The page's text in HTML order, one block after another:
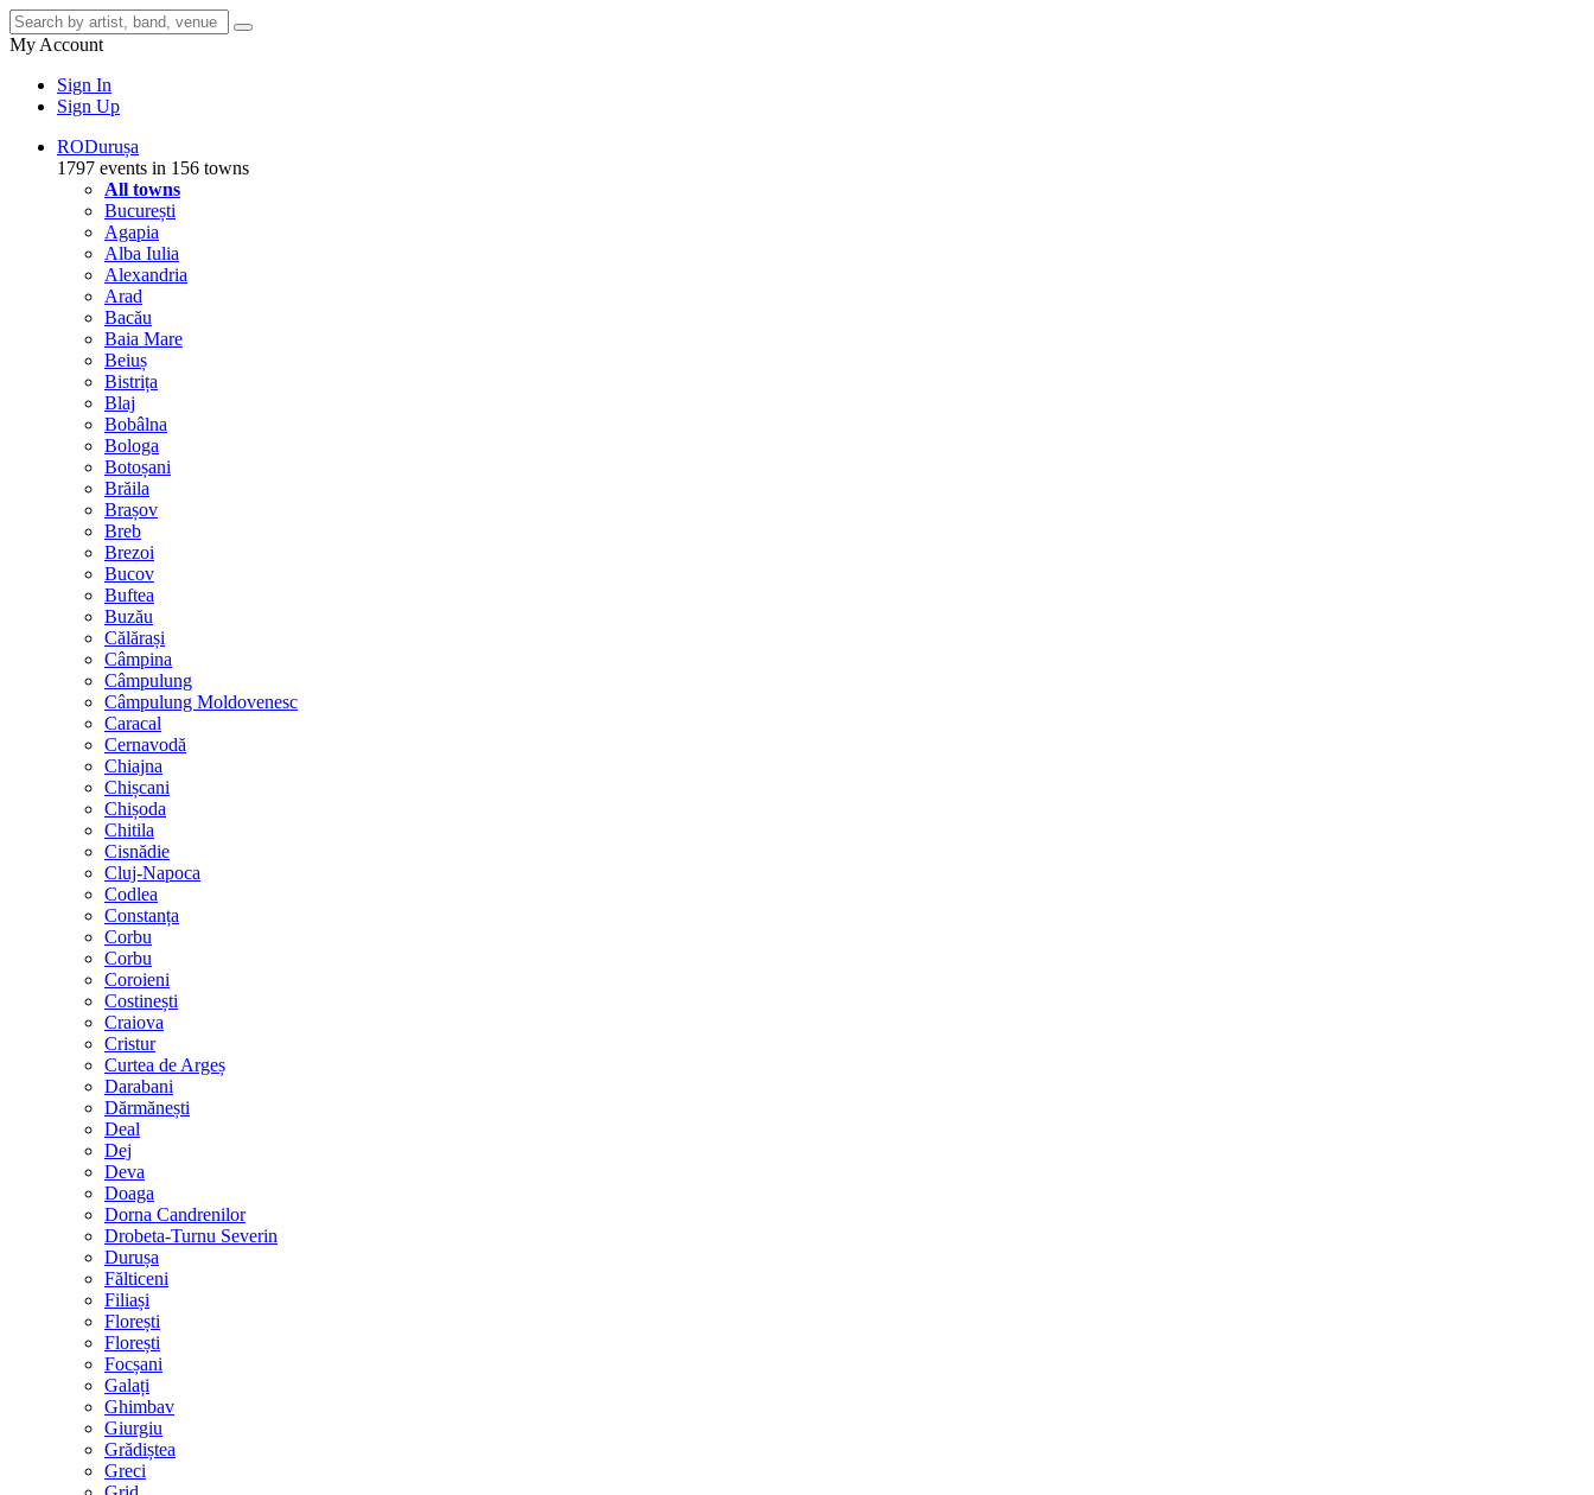
My Account
Sign In
Sign Up
RODurușa
1797 events in 156 towns
All towns
București
Agapia
Alba Iulia
Alexandria
Arad
Bacău
Baia Mare
Beiuș
Bistrița
Blaj
Bobâlna
Bologa
Botoșani
Brăila
Brașov
Breb
Brezoi
Bucov
Buftea
Buzău
Călărași
Câmpina
Câmpulung
Câmpulung Moldovenesc
Caracal
Cernavodă
Chiajna
Chișcani
Chișoda
Chitila
Cisnădie
Cluj-Napoca
Codlea
Constanța
Corbu
Corbu
Coroieni
Costinești
Craiova
Cristur
Curtea de Argeș
Darabani
Dărmănești
Deal
Dej
Deva
Doaga
Dorna Candrenilor
Drobeta-Turnu Severin
Durușa
Fălticeni
Filiași
Florești
Florești
Focșani
Galați
Ghimbav
Giurgiu
Grădiștea
Greci